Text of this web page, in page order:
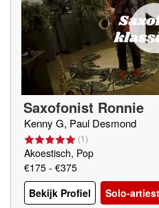
Saxofonist Ronnie
Kenny G, Paul Desmond
(1)
Akoestisch, Pop
€175 - €375
Bekijk Profiel
Solo-